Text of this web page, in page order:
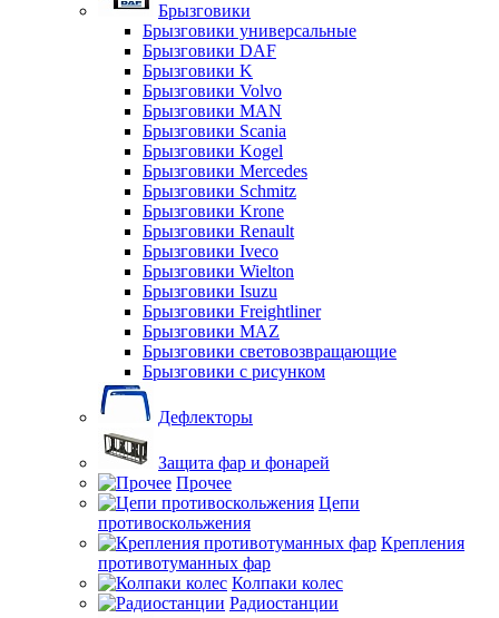
Брызговики
Брызговики универсальные
Брызговики DAF
Брызговики K
Брызговики Volvo
Брызговики MAN
Брызговики Scania
Брызговики Kogel
Брызговики Mercedes
Брызговики Schmitz
Брызговики Krone
Брызговики Renault
Брызговики Iveco
Брызговики Wielton
Брызговики Isuzu
Брызговики Freightliner
Брызговики MAZ
Брызговики световозвращающие
Брызговики с рисунком
Дефлекторы
Защита фар и фонарей
Прочее
Цепи
противоскольжения
Крепления
противотуманных фар
Колпаки колес
Радиостанции